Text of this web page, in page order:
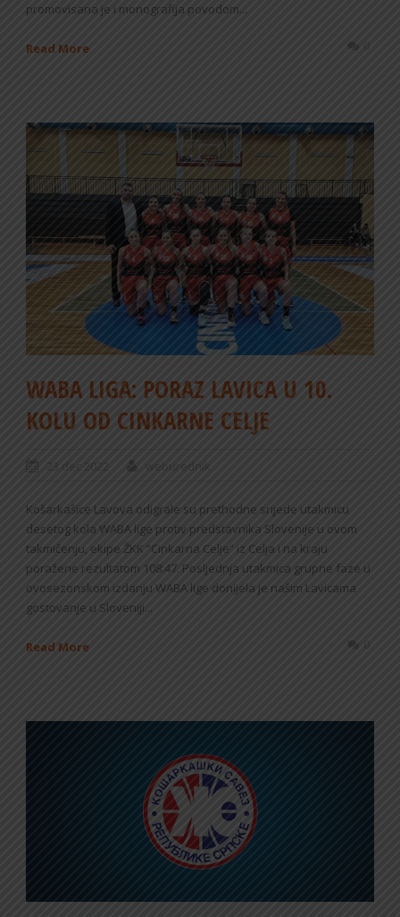
promovisana je i monografija povodom...
Read More 0
WABA LIGA: PORAZ LAVICA U 10.
KOLU OD CINKARNE CELJE
23 dec 2022 weburednik
Košarkašice Lavova odigrale su prethodne srijede utakmicu
desetog kola WABA lige protiv predstavnika Slovenije u ovom
takmičenju, ekipe ŽKK “Cinkarna Celje” iz Celja i na kraju
poražene rezultatom 108:47. Posljednja utakmica grupne faze u
ovosezonskom izdanju WABA lige donijela je našim Lavicama
gostovanje u Sloveniji...
Read More 0